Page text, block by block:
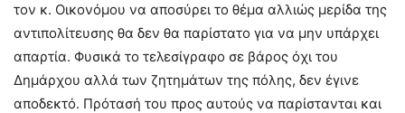
τον κ. Οικονόμου να αποσύρει το θέμα αλλιώς μερίδα της
αντιπολίτευσης θα δεν θα παρίστατο για να μην υπάρχει
απαρτία. Φυσικά το τελεσίγραφο σε βάρος όχι του
Δημάρχου αλλά των ζητημάτων της πόλης, δεν έγινε
αποδεκτό. Πρότασή του προς αυτούς να παρίστανται και